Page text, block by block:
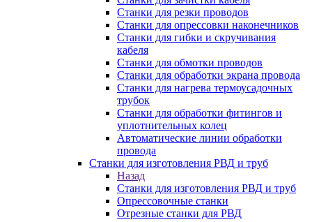
Станки для резки проводов
Станки для опрессовки наконечников
Станки для гибки и скручивания
кабеля
Станки для обмотки проводов
Станки для обработки экрана провода
Станки для нагрева термоусадочных
трубок
Станки для обработки фитингов и
уплотнительных колец
Автоматические линии обработки
провода
Станки для изготовления РВД и труб
Назад
Станки для изготовления РВД и труб
Опрессовочные станки
Отрезные станки для РВД